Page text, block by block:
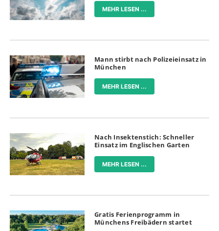
MEHR LESEN ...
Mann stirbt nach Polizeieinsatz in
München
MEHR LESEN ...
Nach Insektenstich: Schneller
Einsatz im Englischen Garten
MEHR LESEN ...
Gratis Ferienprogramm in
Münchens Freibädern startet